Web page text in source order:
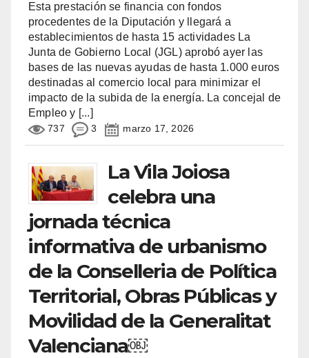
Esta prestación se financia con fondos
procedentes de la Diputación y llegará a
establecimientos de hasta 15 actividades La
Junta de Gobierno Local (JGL) aprobó ayer las
bases de las nuevas ayudas de hasta 1.000 euros
destinadas al comercio local para minimizar el
impacto de la subida de la energía. La concejal de
Empleo y [...]
737 3 marzo 17, 2026
La Vila Joiosa
celebra una
jornada técnica
informativa de urbanismo
de la Conselleria de Política
Territorial, Obras Públicas y
Movilidad de la Generalitat
Valenciana￼